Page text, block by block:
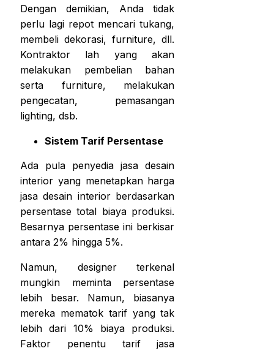
Dengan demikian, Anda tidak
perlu lagi repot mencari tukang,
membeli dekorasi, furniture, dll.
Kontraktor lah yang akan
melakukan pembelian bahan
serta furniture, melakukan
pengecatan, pemasangan
lighting, dsb.
Sistem Tarif Persentase
Ada pula penyedia jasa desain
interior yang menetapkan harga
jasa desain interior berdasarkan
persentase total biaya produksi.
Besarnya persentase ini berkisar
antara 2% hingga 5%.
Namun, designer terkenal
mungkin meminta persentase
lebih besar. Namun, biasanya
mereka mematok tarif yang tak
lebih dari 10% biaya produksi.
Faktor penentu tarif jasa